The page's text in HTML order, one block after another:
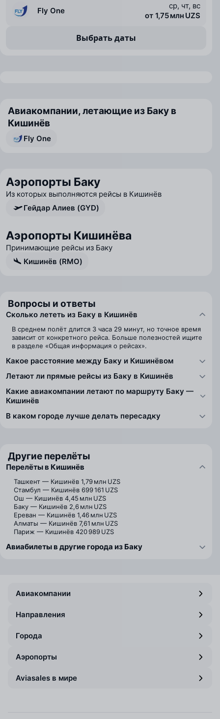
Fly One
ср, чт, вс
от 1,75 млн UZS
Выбрать даты
Авиакомпании, летающие из Баку в
Кишинёв
Fly One
Аэропорты Баку
Из которых выполняются рейсы в Кишинёв
Гейдар Алиев (GYD)
Аэропорты Кишинёва
Принимающие рейсы из Баку
Кишинёв (RMO)
Вопросы и ответы
Сколько лететь из Баку в Кишинёв
В среднем полёт длится 3 часа 29 минут, но точное время
зависит от конкретного рейса. Больше полезностей ищите
в разделе «Общая информация о рейсах».
Какое расстояние между Баку и Кишинёвом
Летают ли прямые рейсы из Баку в Кишинёв
Какие авиакомпании летают по маршруту Баку —
Кишинёв
В каком городе лучше делать пересадку
Другие перелёты
Перелёты в Кишинёв
Ташкент — Кишинёв 1,79 млн UZS
Стамбул — Кишинёв 699 161 UZS
Ош — Кишинёв 4,45 млн UZS
Баку — Кишинёв 2,6 млн UZS
Ереван — Кишинёв 1,46 млн UZS
Алматы — Кишинёв 7,61 млн UZS
Париж — Кишинёв 420 989 UZS
Авиабилеты в другие города из Баку
Авиакомпании
Направления
Города
Аэропорты
Aviasales в мире